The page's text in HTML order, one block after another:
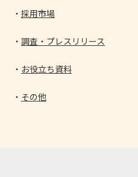
採用市場
調査・プレスリリース
お役立ち資料
その他